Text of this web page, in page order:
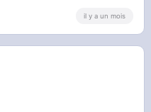
il y a un mois